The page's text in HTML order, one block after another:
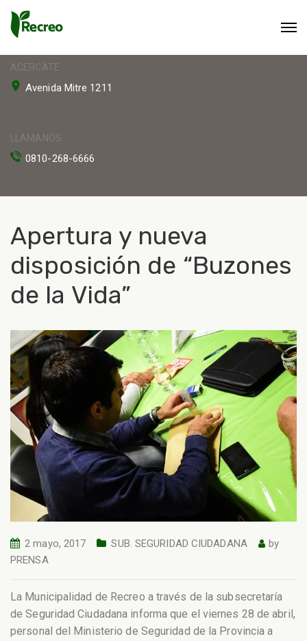
ACERCATE
Avenida Mitre 1211
LLAMANOS
0810-268-6666
Apertura y nueva
disposición de “Buzones
de la Vida”
2 mayo, 2017 SUB. SEGURIDAD CIUDADANA
by
PRENSA
La Municipalidad de Recreo a través de la subsecretaría
de Seguridad Ciudadana informa que el viernes 28 de abril,
personal del Ministerio de Seguridad de la Provincia a